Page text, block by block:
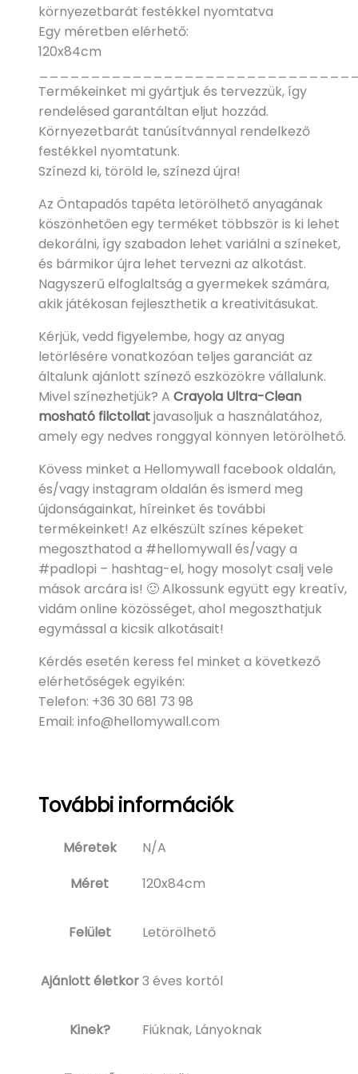
környezetbarát festékkel nyomtatva
Egy méretben elérhető:
120x84cm
Termékeinket mi gyártjuk és tervezzük, így
rendelésed garantáltan eljut hozzád.
Környezetbarát tanúsítvánnyal rendelkező
festékkel nyomtatunk.
Színezd ki, töröld le, színezd újra!
Az Öntapadós tapéta letörölhető anyagának
köszönhetően egy terméket többször is ki lehet
dekorálni, így szabadon lehet variálni a színeket,
és bármikor újra lehet tervezni az alkotást.
Nagyszerű elfoglaltság a gyermekek számára,
akik játékosan fejleszthetik a kreativitásukat.
Kérjük, vedd figyelembe, hogy az anyag
letörlésére vonatkozóan teljes garanciát az
általunk ajánlott színező eszközökre vállalunk.
Mivel színezhetjük? A Crayola Ultra-Clean
mosható filctollatjavasoljuk a használatához,
amely egy nedves ronggyal könnyen letörölhető.
Kövess minket a Hellomywall facebook oldalán,
és/vagy instagram oldalán és ismerd meg
újdonságainkat, híreinket és további
termékeinket! Az elkészült színes képeket
megoszthatod a #hellomywall és/vagy a
#padlopi – hashtag-el, hogy mosolyt csalj vele
mások arcára is! 🙂 Alkossunk együtt egy kreatív,
vidám online közösséget, ahol megoszthatjuk
egymással a kicsik alkotásait!
Kérdés esetén keress fel minket a következő
elérhetőségek egyikén:
Telefon: +36 30 681 73 98
Email: info@hellomywall.com
További információk
Méretek
N/A
Méret
120x84cm
Felület Letörölhető
Ajánlott életkor3 éves kortól
Kinek? Fiúknak, Lányoknak